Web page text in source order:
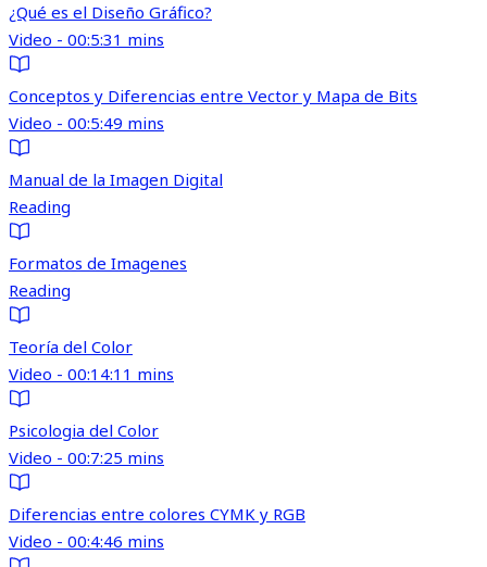
¿Qué es el Diseño Gráfico?
Video - 00:5:31 mins
Conceptos y Diferencias entre Vector y Mapa de Bits
Video - 00:5:49 mins
Manual de la Imagen Digital
Reading
Formatos de Imagenes
Reading
Teoría del Color
Video - 00:14:11 mins
Psicologia del Color
Video - 00:7:25 mins
Diferencias entre colores CYMK y RGB
Video - 00:4:46 mins